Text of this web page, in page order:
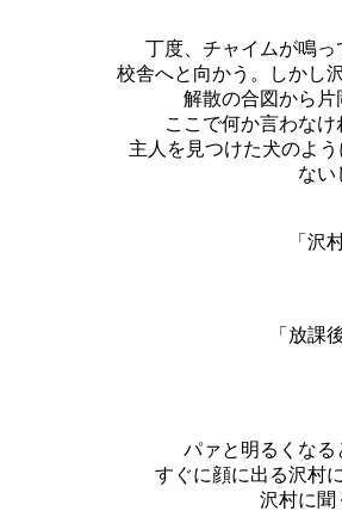
丁度、チャイムが鳴
校舎へと向かう。しかし
解散の合図から
ここで何か言わな
主人を見つけた犬のよ
ない
「沢
「放課
パァと明るくなる
すぐに顔に出る沢村
沢村に聞